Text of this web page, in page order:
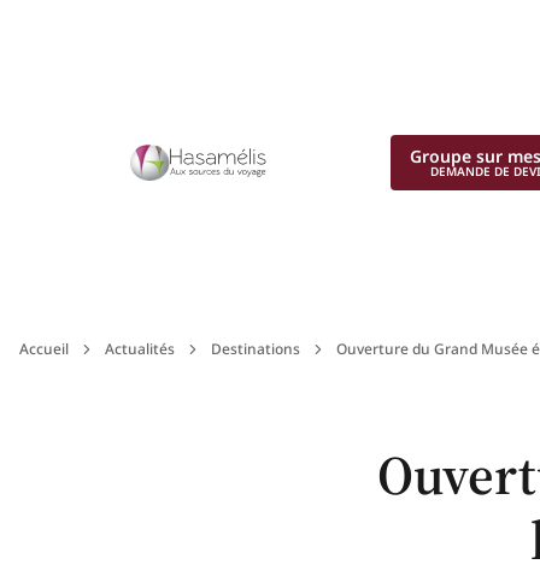
Groupe sur
DEMANDE DE
Accueil Actualités Destinations Ouverture du Grand Musée